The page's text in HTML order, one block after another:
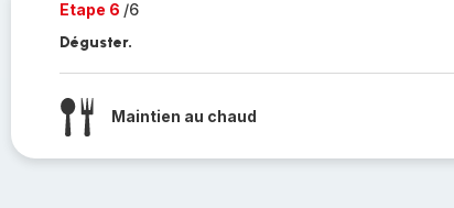
Etape 6 /6
Déguster.
Maintien au chaud